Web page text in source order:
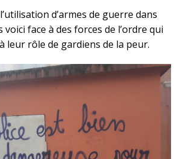
d’armes de guerre dans
voici face à des forces de l’ordre qui
leur rôle de gardiens de la peur.